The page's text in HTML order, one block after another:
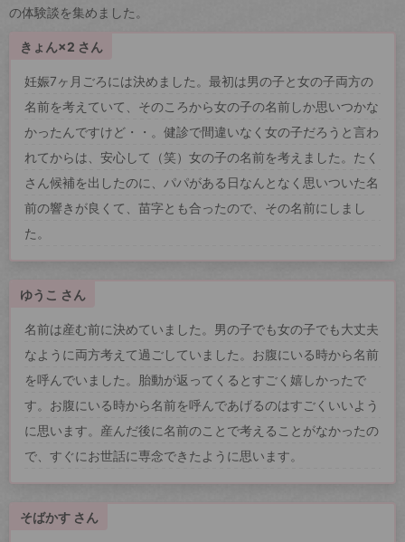
の体験談を集めました。
きょん×2 さん
妊娠7ヶ月ごろには決めました。最初は男の子と女の子両方の
名前を考えていて、そのころから女の子の名前しか思いつかな
かったんですけど・・。健診で間違いなく女の子だろうと言わ
れてからは、安心して（笑）女の子の名前を考えました。たく
さん候補を出したのに、パパがある日なんとなく思いついた名
前の響きが良くて、苗字とも合ったので、その名前にしまし
た。
ゆうこ さん
名前は産む前に決めていました。男の子でも女の子でも大丈夫
なように両方考えて過ごしていました。お腹にいる時から名前
を呼んでいました。胎動が返ってくるとすごく嬉しかったで
す。お腹にいる時から名前を呼んであげるのはすごくいいよう
に思います。産んだ後に名前のことで考えることがなかったの
で、すぐにお世話に専念できたように思います。
そばかす さん